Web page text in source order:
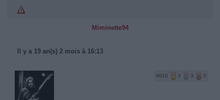
Miminette94
Il y a 19 an(s) 2 mois à 16:13
8010 3 3 5